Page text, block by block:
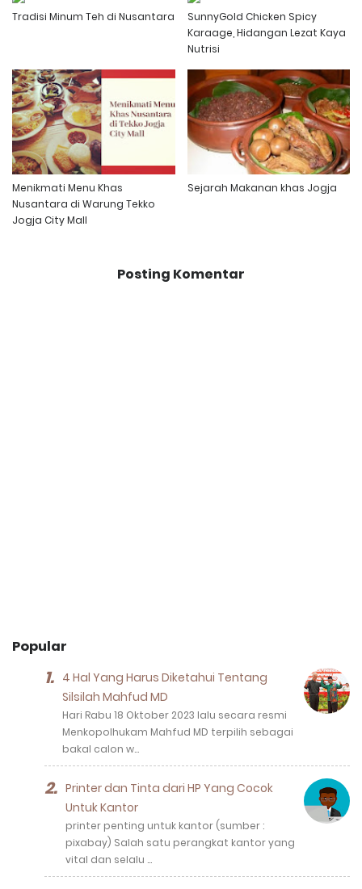
Tradisi Minum Teh di Nusantara
SunnyGold Chicken Spicy
Karaage, Hidangan Lezat Kaya
Nutrisi
Menikmati Menu Khas
Nusantara di Warung Tekko
Jogja City Mall
Sejarah Makanan khas Jogja
Posting Komentar
Popular
4 Hal Yang Harus Diketahui Tentang
Silsilah Mahfud MD
Hari Rabu 18 Oktober 2023 lalu secara resmi
Menkopolhukam Mahfud MD terpilih sebagai
bakal calon w…
Printer dan Tinta dari HP Yang Cocok
Untuk Kantor
printer penting untuk kantor (sumber :
pixabay) Salah satu perangkat kantor yang
vital dan selalu …